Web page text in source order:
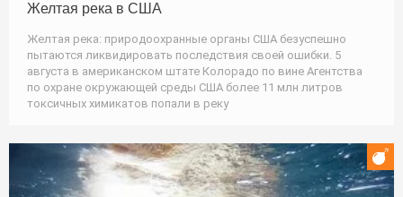
Желтая река в США
Желтая река: природоохранные органы США безуспешно
пытаются ликвидировать последствия своей ошибки. 5
августа в американском штате Колорадо по вине Агентства
по охране окружающей среды США более 11 млн литров
токсичных химикатов попали в реку